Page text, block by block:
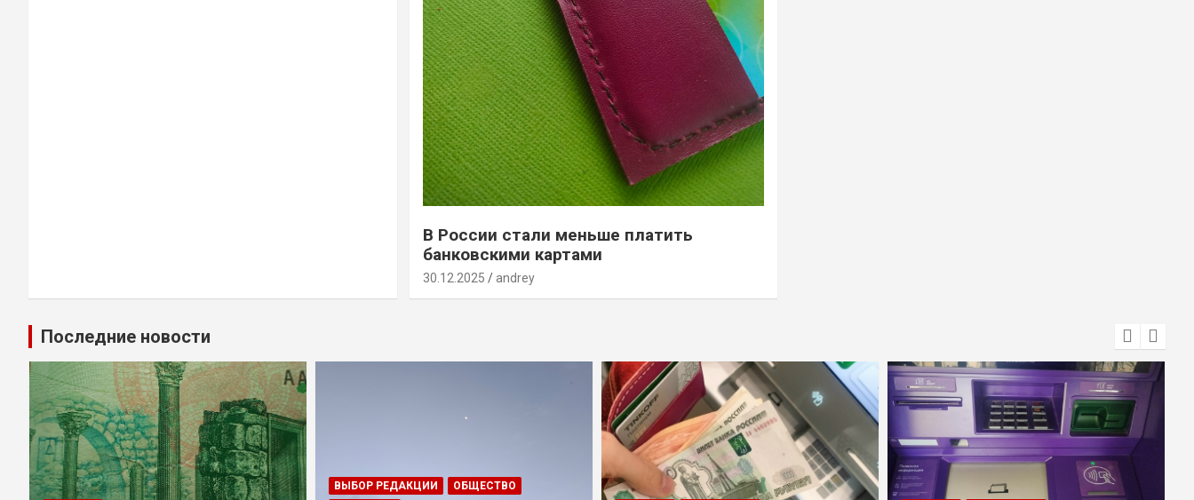
В России стали меньше платить
банковскими картами
30.12.2025 andrey
Последние новости
ВЫБОР РЕДАКЦИИ
ОБЩЕСТВО